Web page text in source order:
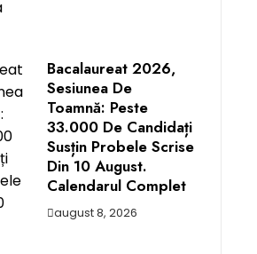
Bacalaureat 2026,
Sesiunea De
Toamnă: Peste
33.000 De Candidați
Susțin Probele Scrise
Din 10 August.
Calendarul Complet
august 8, 2026